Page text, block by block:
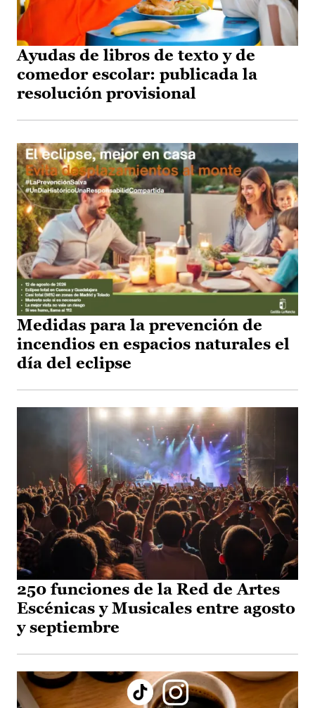
Ayudas de libros de texto y de
comedor escolar: publicada la
resolución provisional
Medidas para la prevención de
incendios en espacios naturales el
día del eclipse
250 funciones de la Red de Artes
Escénicas y Musicales entre agosto
y septiembre